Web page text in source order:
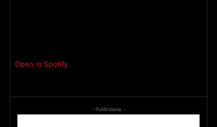
Open in Spotify
- Publicidade -